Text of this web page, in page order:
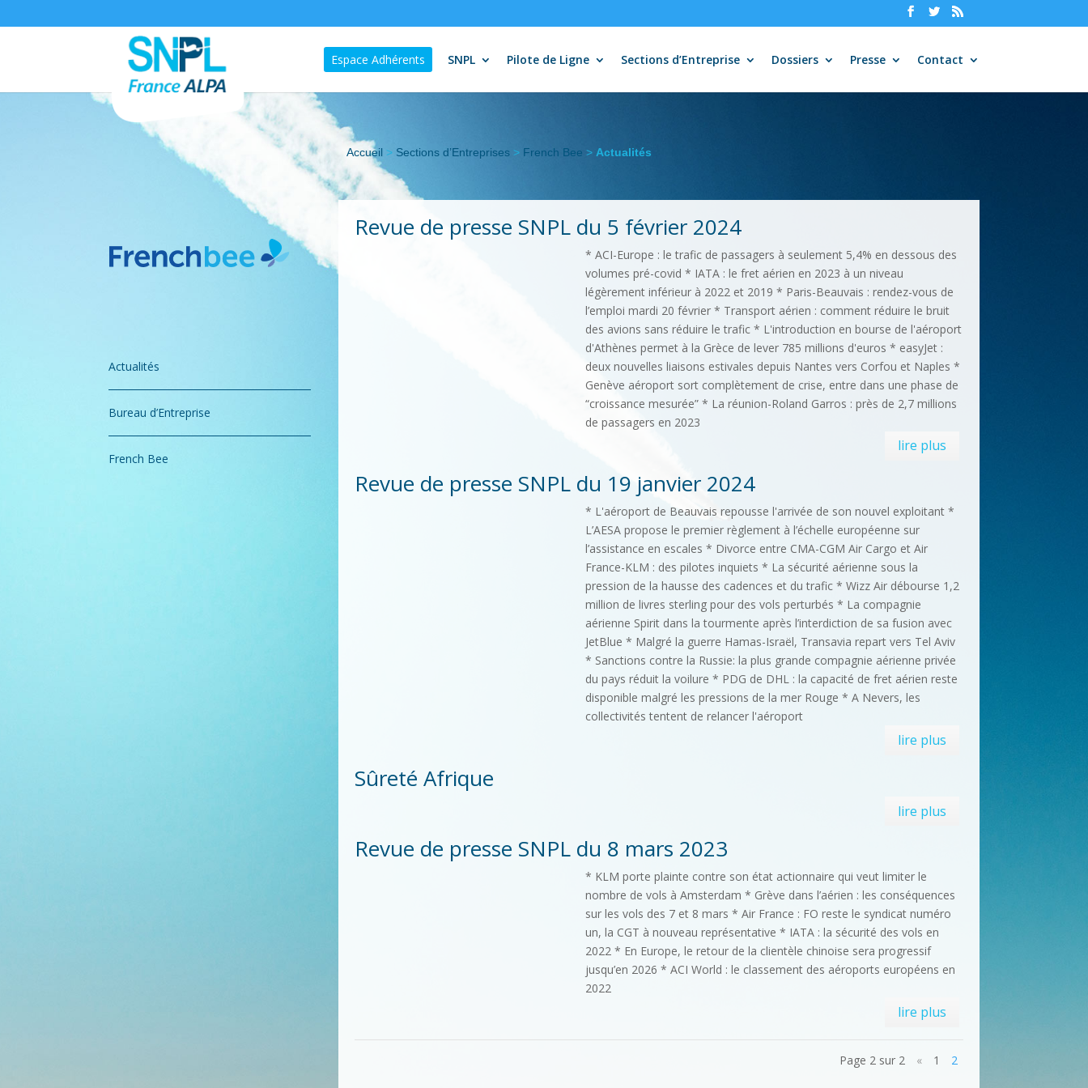
Espace Adhérents SNPL Pilote de Ligne Sections d’Entreprise Dossiers Presse Contact
Accueil > Sections d’Entreprises > French Bee > Actualités
Actualités
Bureau d’Entreprise
French Bee
Revue de presse SNPL du 5 février 2024
* ACI-Europe : le trafic de passagers à seulement 5,4% en dessous des
volumes pré-covid * IATA : le fret aérien en 2023 à un niveau
légèrement inférieur à 2022 et 2019 * Paris-Beauvais : rendez-vous de
l’emploi mardi 20 février * Transport aérien : comment réduire le bruit
des avions sans réduire le trafic * L'introduction en bourse de l'aéroport
d'Athènes permet à la Grèce de lever 785 millions d'euros * easyJet :
deux nouvelles liaisons estivales depuis Nantes vers Corfou et Naples *
Genève aéroport sort complètement de crise, entre dans une phase de
“croissance mesurée” * La réunion-Roland Garros : près de 2,7 millions
de passagers en 2023
lire plus
Revue de presse SNPL du 19 janvier 2024
* L'aéroport de Beauvais repousse l'arrivée de son nouvel exploitant *
L’AESA propose le premier règlement à l’échelle européenne sur
l’assistance en escales * Divorce entre CMA-CGM Air Cargo et Air
France-KLM : des pilotes inquiets * La sécurité aérienne sous la
pression de la hausse des cadences et du trafic * Wizz Air débourse 1,2
million de livres sterling pour des vols perturbés * La compagnie
aérienne Spirit dans la tourmente après l’interdiction de sa fusion avec
JetBlue * Malgré la guerre Hamas-Israël, Transavia repart vers Tel Aviv
* Sanctions contre la Russie: la plus grande compagnie aérienne privée
du pays réduit la voilure * PDG de DHL : la capacité de fret aérien reste
disponible malgré les pressions de la mer Rouge * A Nevers, les
collectivités tentent de relancer l'aéroport
lire plus
Sûreté Afrique
lire plus
Revue de presse SNPL du 8 mars 2023
* KLM porte plainte contre son état actionnaire qui veut limiter le
nombre de vols à Amsterdam * Grève dans l’aérien : les conséquences
sur les vols des 7 et 8 mars * Air France : FO reste le syndicat numéro
un, la CGT à nouveau représentative * IATA : la sécurité des vols en
2022 * En Europe, le retour de la clientèle chinoise sera progressif
jusqu’en 2026 * ACI World : le classement des aéroports européens en
2022
lire plus
Page 2 sur 2 « 1 2